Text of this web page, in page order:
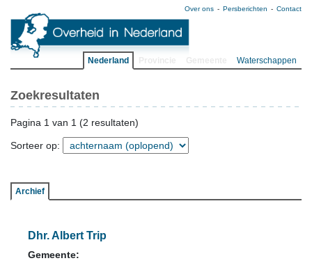
Over ons Persberichten Contact
Nederland Waterschappen
Zoekresultaten
Pagina 1 van 1 (2 resultaten)
Sorteer op:
Archief
Dhr. Albert Trip
Gemeente: